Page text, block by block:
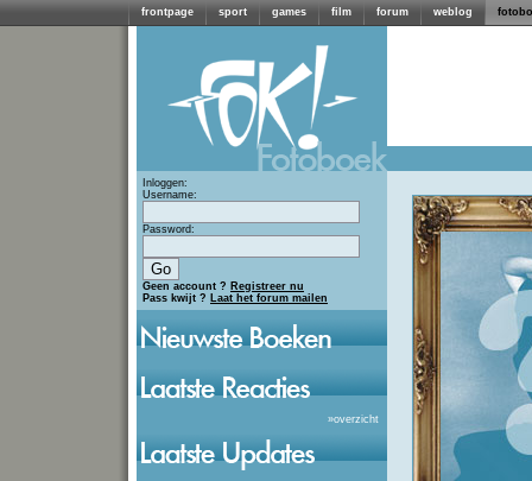
frontpage sport games film forum weblog
Inloggen:
Username:
Password:
Geen account ? Registreer nu
Pass kwijt ? Laat het forum mailen
»overzicht